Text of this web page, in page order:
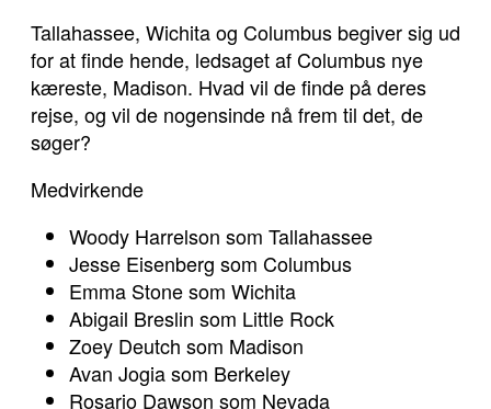
Tallahassee, Wichita og Columbus begiver sig ud
for at finde hende, ledsaget af Columbus nye
kæreste, Madison. Hvad vil de finde på deres
rejse, og vil de nogensinde nå frem til det, de
søger?
Medvirkende
Woody Harrelson som Tallahassee
Jesse Eisenberg som Columbus
Emma Stone som Wichita
Abigail Breslin som Little Rock
Zoey Deutch som Madison
Avan Jogia som Berkeley
Rosario Dawson som Nevada